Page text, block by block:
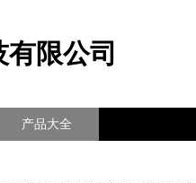
限公司
产品大全